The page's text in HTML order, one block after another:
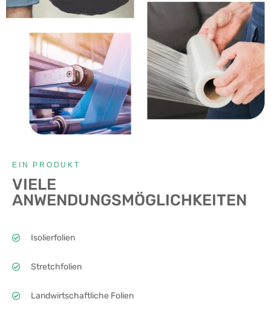
EIN PRODUKT
VIELE
ANWENDUNGSMÖGLICHKEITEN
Isolierfolien
Stretchfolien
Landwirtschaftliche Folien